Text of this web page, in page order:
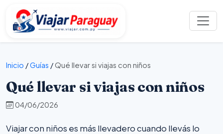
Inicio /Guías /Qué llevar si viajas con niños
Qué llevar si viajas con niños
04/06/2026
Viajar con niños es más llevadero cuando llevás lo